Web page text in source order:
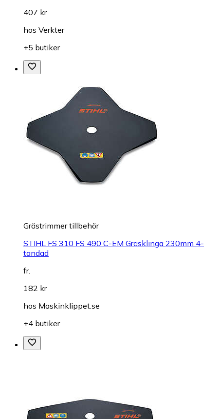
407 kr
hos Verkter
+5 butiker
Grästrimmer tillbehör
STIHL FS 310 FS 490 C-EM Gräsklinga 230mm 4-
tandad
fr.
182 kr
hos Maskinklippet.se
+4 butiker